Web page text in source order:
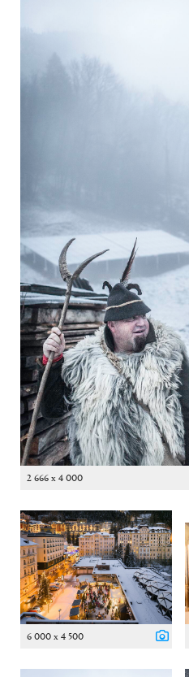
2 666 x 4 000
6 000 x 4 500